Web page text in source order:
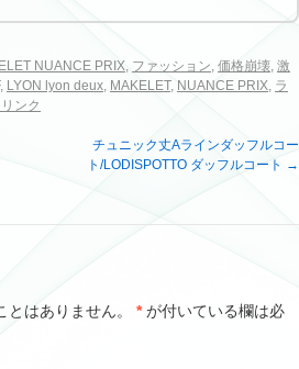
NUANCE PRIX, ファッション, 価格崩壊, 激
, LYON lyon deux, MAKELET, NUANCE PRIX, ラ
ンク
チュニック丈Aラインダッフルコー
ト/LODISPOTTO ダッフルコート →
とはありません。 *が付いている欄は必